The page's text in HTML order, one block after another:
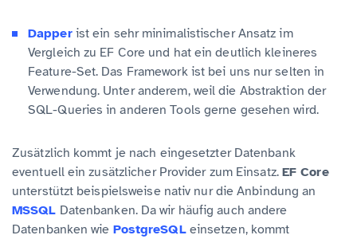
Dapperist ein sehr minimalistischer Ansatz im
Vergleich zu EF Core und hat ein deutlich kleineres
Feature-Set. Das Framework ist bei uns nur selten in
Verwendung. Unter anderem, weil die Abstraktion der
SQL-Queries in anderen Tools gerne gesehen wird.
Zusätzlich kommt je nach eingesetzter Datenbank
eventuell ein zusätzlicher Provider zum Einsatz. EF Core
unterstützt beispielsweise nativ nur die Anbindung an
MSSQL Datenbanken. Da wir häufig auch andere
Datenbanken wie PostgreSQLeinsetzen, kommt